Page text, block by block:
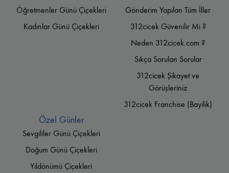
Öğretmenler Günü Çiçekleri
Kadınlar Günü Çiçekleri
Gönderim Yapılan Tüm İller
312cicek Güvenilir Mi ?
Neden 312cicek.com ?
Sıkça Sorulan Sorular
312cicek Şikayet ve
Görüşleriniz
312cicek Franchise (Bayilik)
Özel Günler
Sevgililer Günü Çiçekleri
Doğum Günü Çiçekleri
Yıldönümü Çiçekleri